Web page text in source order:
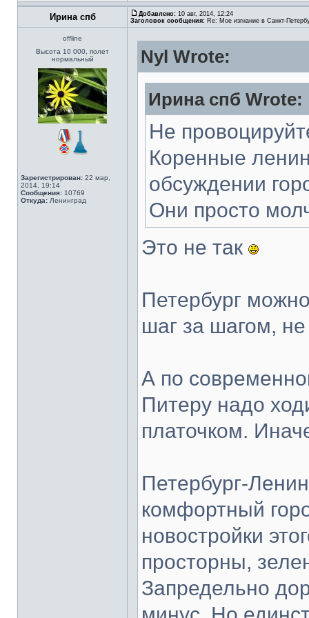
Ирина спб Добавлено: 10 авг, 2014, 12:24
Заголовок сообщения: Re: Мое изгнание в Санкт-
offline
Высота 10 000, полет
нормальный
Зарегистрирован: 22 мар,
2014, 19:14
Сообщения: 10769
Откуда: Ленинград
Nyl Wrote:
Ирина спб Wrote:
Не
Коренные
обсуждении
Они просто
Это не так
Петербург
шаг за шагом, не
А по
Питеру надо
платочком.
Петербург-
комфортный
новостройки
просторны,
Запредельно